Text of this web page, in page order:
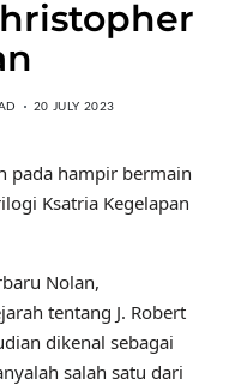
20 JULY 2023
pada hampir bermain
Ksatria Kegelapan
Nolan,
tentang J. Robert
dikenal sebagai
salah satu dari